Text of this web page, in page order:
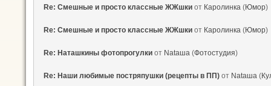
Re: Смешные и просто классные ЖЖшки от Каролинка (Юмор)
Re: Смешные и просто классные ЖЖшки от Каролинка (Юмор)
Re: Наташкины фотопрогулки от Nataшa (Фотостудия)
Re: Наши любимые постряпушки (рецепты в ПП) от Nataшa (